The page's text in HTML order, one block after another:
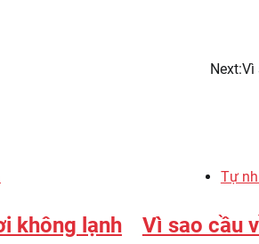
Next:Vì
không lạnh
Tự
Vì sao cầu